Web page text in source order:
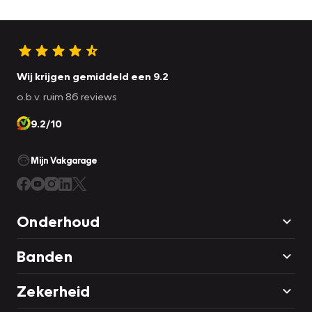
Wij krijgen gemiddeld een 9.2
o.b.v. ruim 86 reviews
9.2/10
Mijn Vakgarage
Onderhoud
Banden
Zekerheid